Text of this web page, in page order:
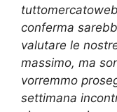
conferma
valutare le
massimo, ma
vorremmo
settimana